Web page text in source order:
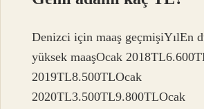
Denizci için maaş geçmişiYılEn
yüksek maaşOcak
2019TL8.500TLOcak
2020TL3.500TL9.800TLOcak